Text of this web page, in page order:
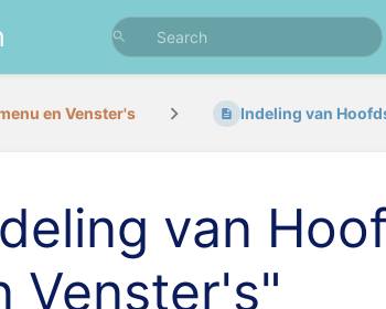
en Venster's Indeling van
van
Venster's"